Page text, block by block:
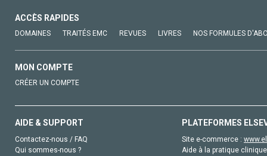
ACCÈS RAPIDES
DOMAINES TRAITÉS EMC REVUES LIVRES NOS FORMULES
MON COMPTE
CRÉER UN COMPTE
AIDE & SUPPORT
Contactez-nous / FAQ
Qui sommes-nous ?
PLATEFORMES
Site e-commerce :
Aide à la pratique